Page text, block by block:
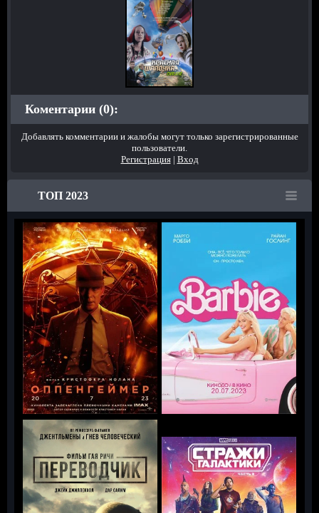
Коментарии (0):
Добавлять комментарии и жалобы могут только зарегистрированные
пользователи.
Регистрация| Вход
ТОП 2023